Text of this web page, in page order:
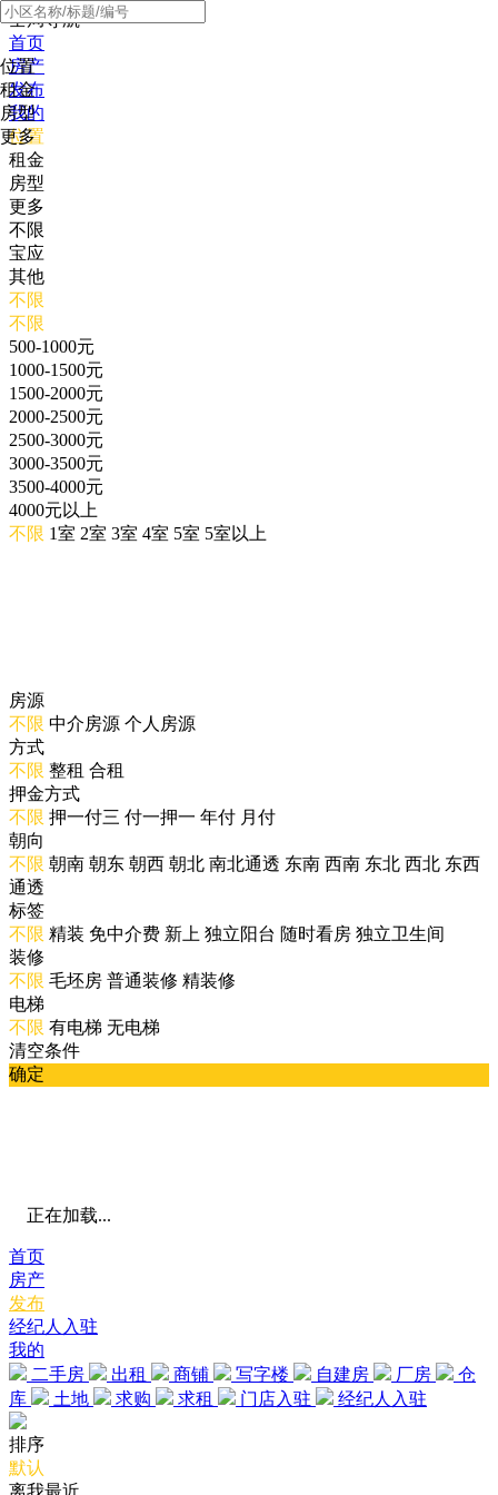
全局导航
首页
房产
发布
我的
位置
租金
房型
更多
位置
租金
房型
更多
不限
宝应
其他
不限
不限
500-1000元
1000-1500元
1500-2000元
2000-2500元
2500-3000元
3000-3500元
3500-4000元
4000元以上
不限 1室 2室 3室 4室 5室 5室以上
房源
不限 中介房源 个人房源
方式
不限 整租 合租
押金方式
不限 押一付三 付一押一 年付 月付
朝向
不限 朝南 朝东 朝西 朝北 南北通透 东南 西南 东北 西北 东西
通透
标签
不限 精装 免中介费 新上 独立阳台 随时看房 独立卫生间
装修
不限 毛坯房 普通装修 精装修
电梯
不限 有电梯 无电梯
清空条件
确定
正在加载...
首页
房产
发布
经纪人入驻
我的
二手房
出租 商铺 写字楼 自建房 厂房
仓
库
土地 求购 求租 门店入驻 经纪人入驻
排序
默认
离我最近